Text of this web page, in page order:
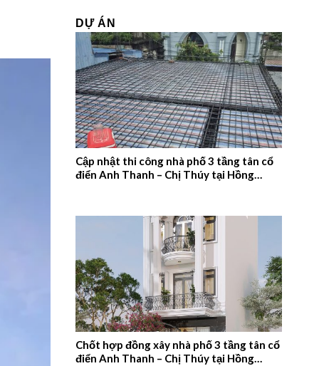
DỰ ÁN
Cập nhật thi công nhà phố 3 tầng tân cổ
điển Anh Thanh – Chị Thúy tại Hồng
Chốt hợp đồng xây nhà phố 3 tầng tân cổ
điển Anh Thanh – Chị Thúy tại Hồng